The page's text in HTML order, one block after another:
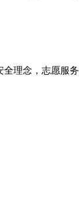
理念，志愿服